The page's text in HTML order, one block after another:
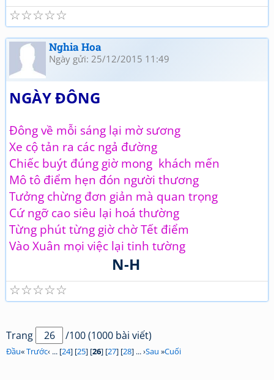
☆
☆
☆
☆
☆
Nghia Hoa
Ngày gửi: 25/12/2015 11:49
NGÀY ĐÔNG
Đông về mỗi sáng lại mờ sương
Xe cộ tản ra các ngả đường
Chiếc buýt đúng giờ mong khách mến
Mô tô điểm hẹn đón người thương
Tưởng chừng đơn giản mà quan trọng
Cứ ngỡ cao siêu lại hoá thường
Từng phút từng giờ chờ Tết điểm
Vào Xuân mọi việc lại tinh tường
N-H
☆
☆
☆
☆
☆
Trang /100 (1000 bài viết)
Đầu«Trước‹ ... [24] [25] [26] [27] [28] ... ›Sau »Cuối